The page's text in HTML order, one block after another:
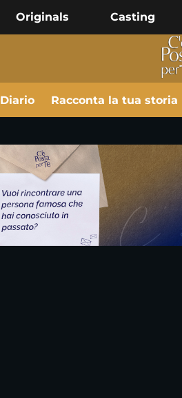
Originals Casting
Diario Racconta la tua storia